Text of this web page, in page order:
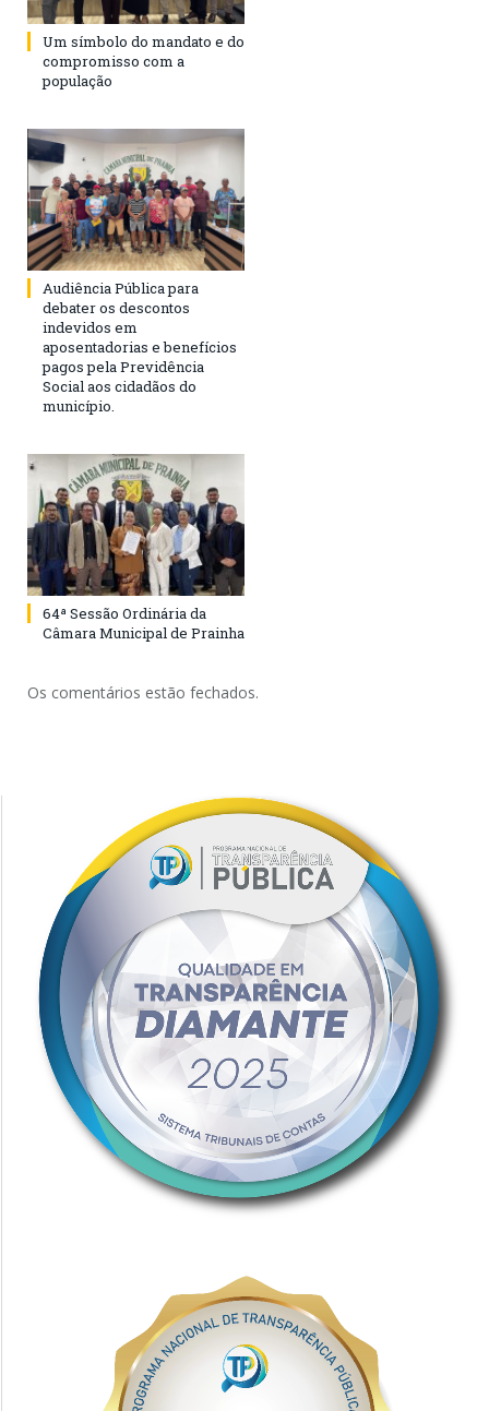
Um símbolo do mandato e do
compromisso com a
população
Audiência Pública para
debater os descontos
indevidos em
aposentadorias e benefícios
pagos pela Previdência
Social aos cidadãos do
município.
64ª Sessão Ordinária da
Câmara Municipal de Prainha
Os comentários estão fechados.